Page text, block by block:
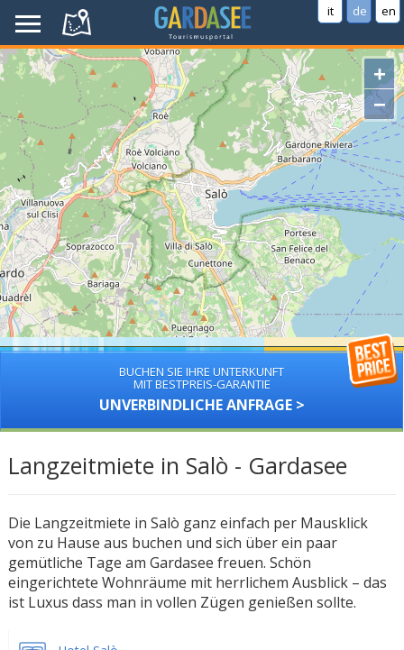
it de en
+
−
BUCHEN SIE IHRE UNTERKUNFT
MIT BESTPREIS-GARANTIE
UNVERBINDLICHE ANFRAGE >
Langzeitmiete in Salò - Gardasee
Die Langzeitmiete in Salò ganz einfach per Mausklick
von zu Hause aus buchen und sich über ein paar
gemütliche Tage am Gardasee freuen. Schön
eingerichtete Wohnräume mit herrlichem Ausblick – das
ist Luxus dass man in vollen Zügen genießen sollte.